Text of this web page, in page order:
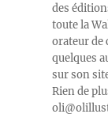
des
toute la
orateur de
quelques
sur son
Rien de